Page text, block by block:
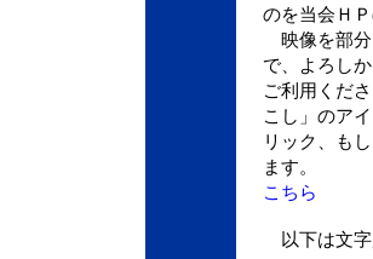
のを当会Ｈ
映像を部分
で、よろし
ご利用くだ
こし」のア
リック、も
ます。
こちら
以下は文字